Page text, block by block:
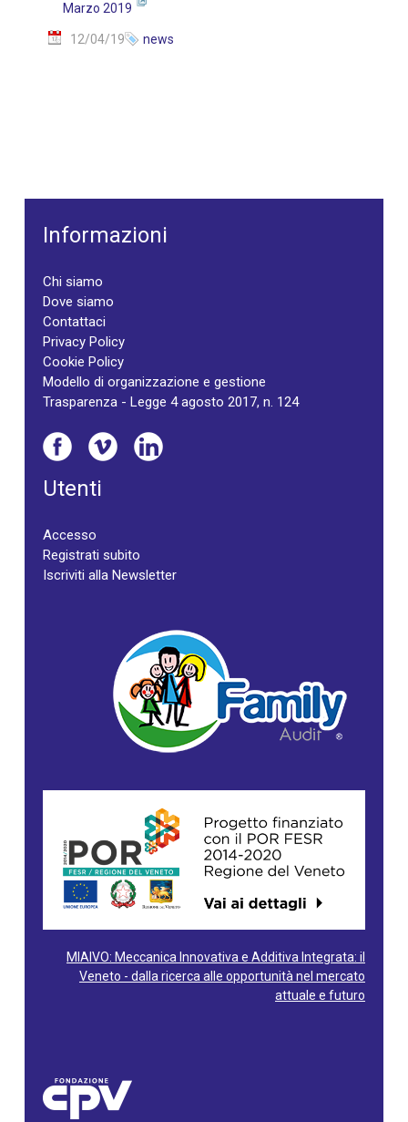
Marzo 2019
12/04/19 news
Informazioni
Chi siamo
Dove siamo
Contattaci
Privacy Policy
Cookie Policy
Modello di organizzazione e gestione
Trasparenza - Legge 4 agosto 2017, n. 124
Utenti
Accesso
Registrati subito
Iscriviti alla Newsletter
MIAIVO: Meccanica Innovativa e Additiva Integrata: il
Veneto - dalla ricerca alle opportunità nel mercato
attuale e futuro